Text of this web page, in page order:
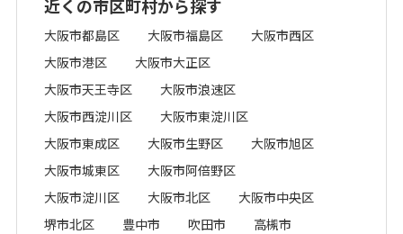
近くの市区町村から探す
大阪市都島区 大阪市福島区
大阪市西区
大阪市港区
大阪市大正区
大阪市天王寺区
大阪市浪速区
大阪市西淀川区
大阪市東淀川区
大阪市東成区
大阪市生野区
大阪市旭区
大阪市城東区
大阪市阿倍野区
大阪市淀川区
大阪市北区
大阪市中央区
堺市北区
豊中市 吹田市
高槻市